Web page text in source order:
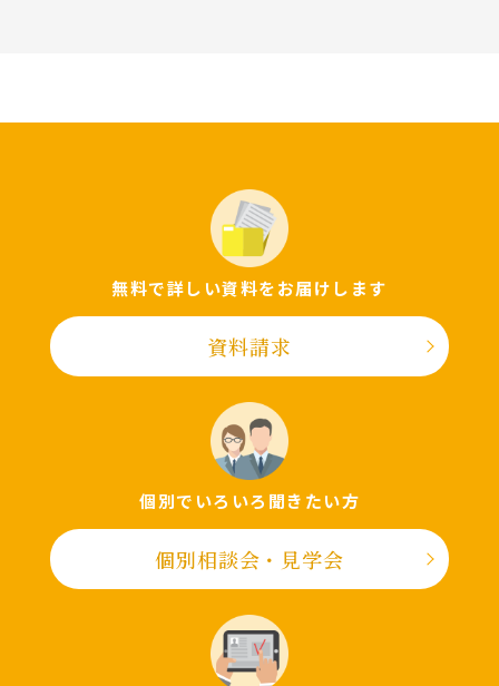
無料で詳しい資料をお届けします
資料請求
個別でいろいろ聞きたい⽅
個別相談会・⾒学会